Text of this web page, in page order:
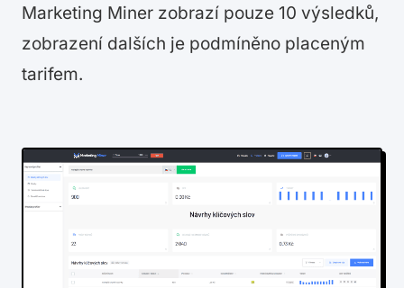
Marketing Miner zobrazí pouze 10 výsledků,
zobrazení dalších je podmíněno placeným
tarifem.